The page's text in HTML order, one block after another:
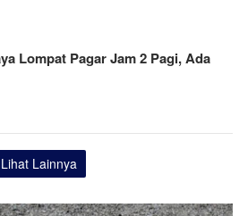
Lompat Pagar Jam 2 Pagi, Ada
Lihat Lainnya